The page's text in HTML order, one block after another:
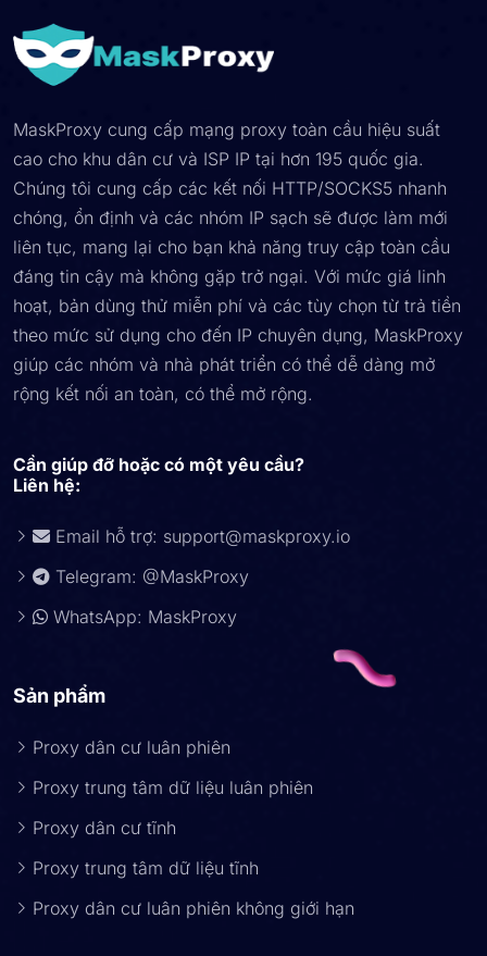
MaskProxy cung cấp mạng proxy toàn cầu hiệu suất
cao cho khu dân cư và ISP IP tại hơn 195 quốc gia.
Chúng tôi cung cấp các kết nối HTTP/SOCKS5 nhanh
chóng, ổn định và các nhóm IP sạch sẽ được làm mới
liên tục, mang lại cho bạn khả năng truy cập toàn cầu
đáng tin cậy mà không gặp trở ngại. Với mức giá linh
hoạt, bản dùng thử miễn phí và các tùy chọn từ trả tiền
theo mức sử dụng cho đến IP chuyên dụng, MaskProxy
giúp các nhóm và nhà phát triển có thể dễ dàng mở
rộng kết nối an toàn, có thể mở rộng.
Cần giúp đỡ hoặc có một yêu cầu?
Liên hệ:
Email hỗ trợ: support@maskproxy.io
Telegram: @MaskProxy
WhatsApp: MaskProxy
Sản phẩm
Proxy dân cư luân phiên
Proxy trung tâm dữ liệu luân phiên
Proxy dân cư tĩnh
Proxy trung tâm dữ liệu tĩnh
Proxy dân cư luân phiên không giới hạn